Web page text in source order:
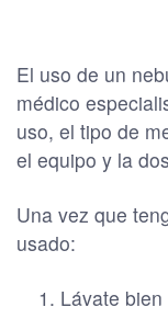
El uso de un
médico
uso, el tipo de
el equipo y la
Una vez que
usado:
Lávate